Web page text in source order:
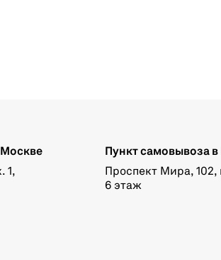
1,
Пункт самовывоза
Проспект Мира, 102,
6 этаж